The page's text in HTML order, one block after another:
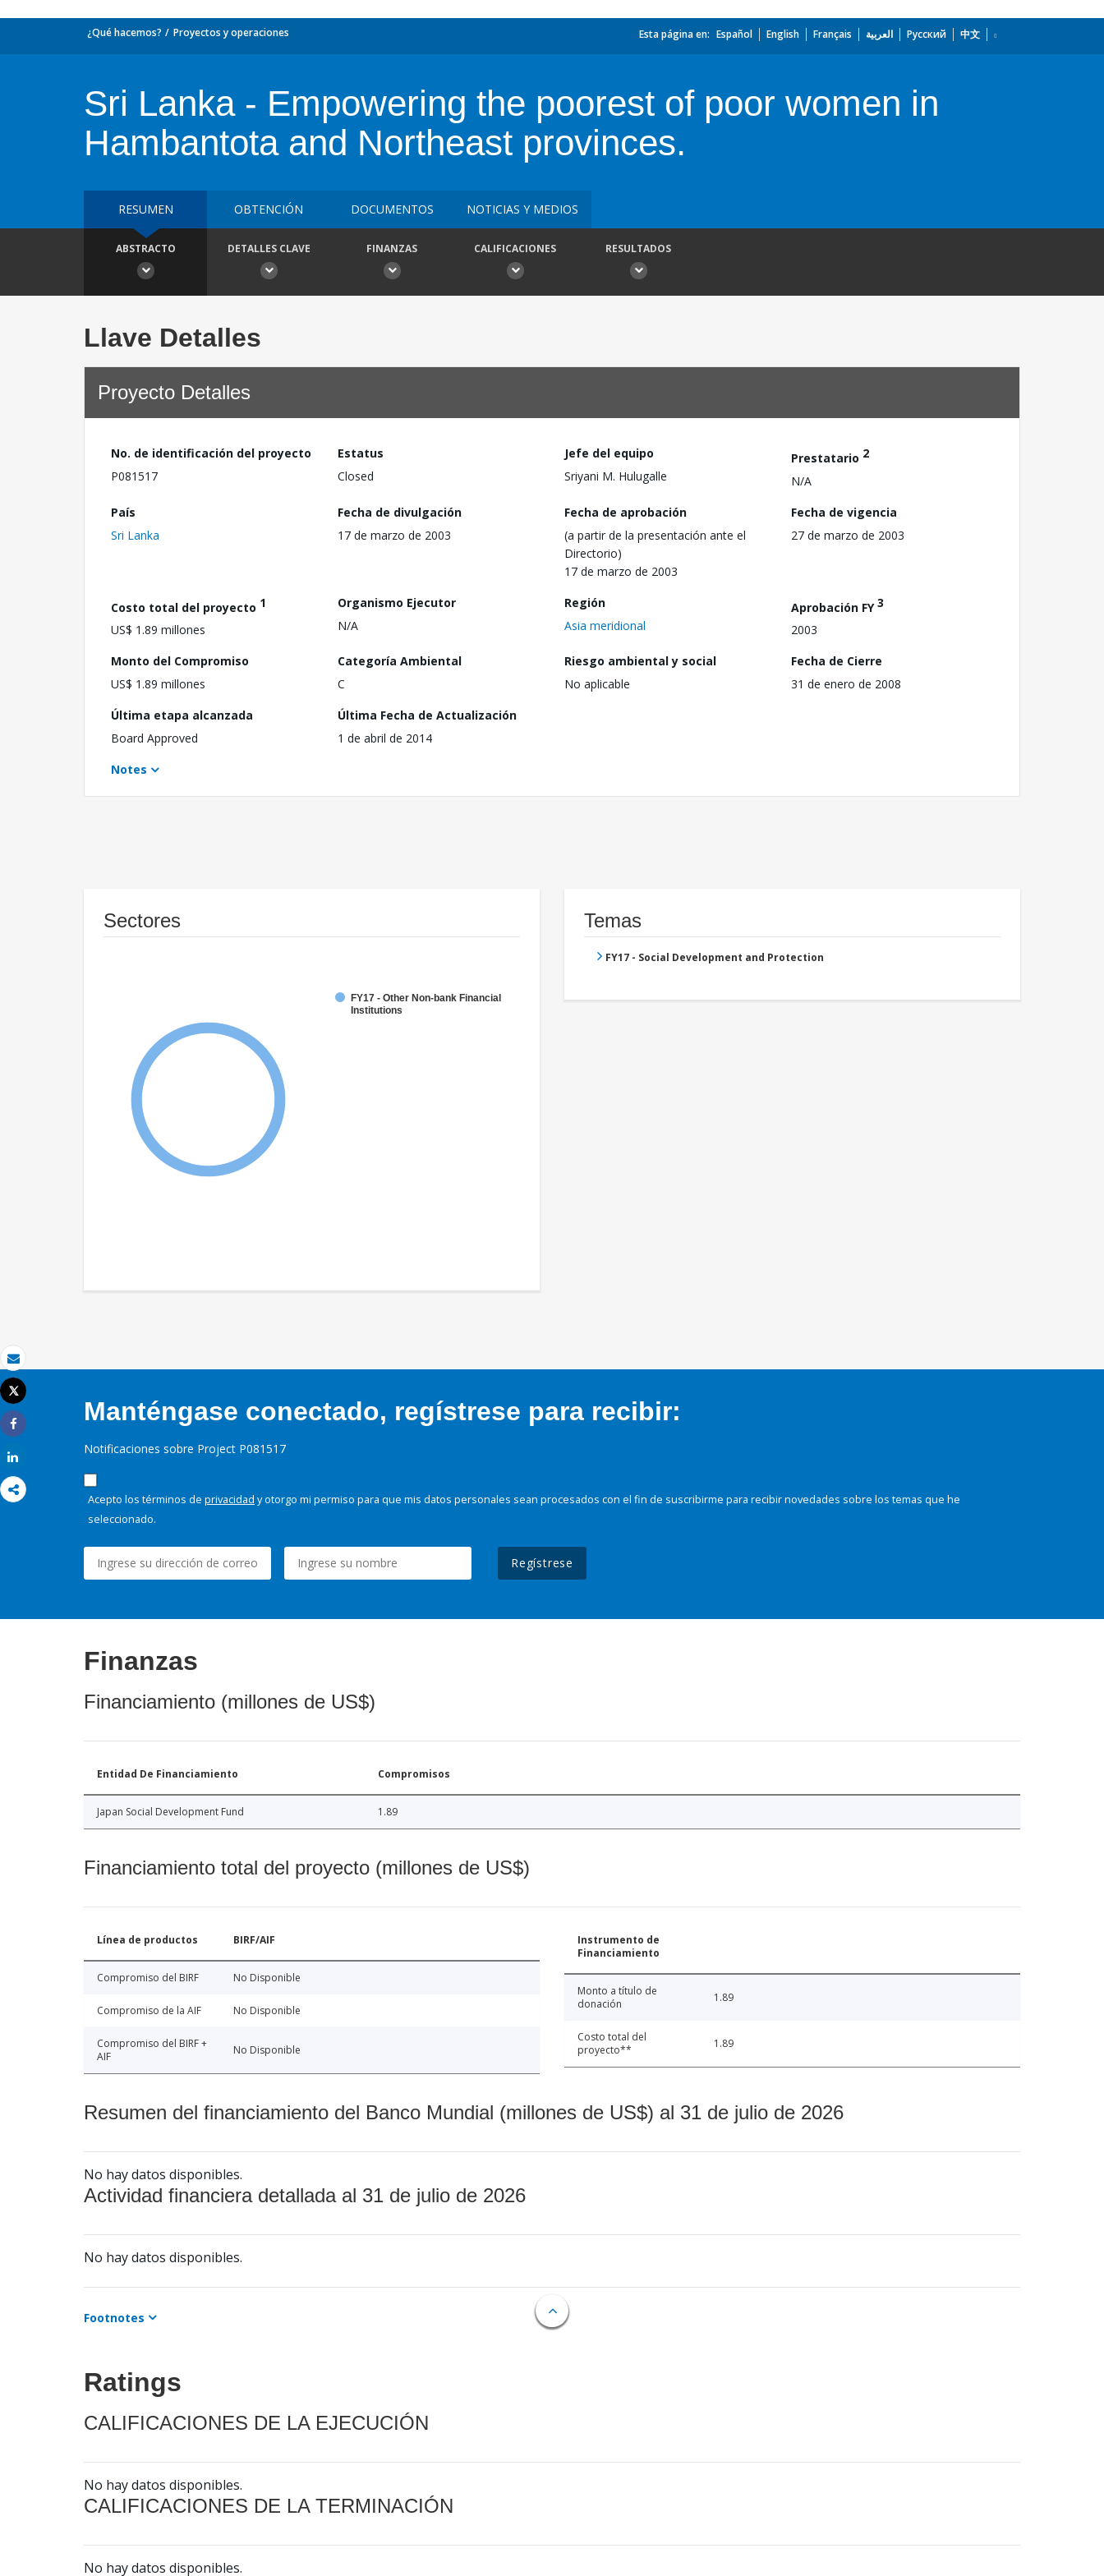
Correo electrónico
Imprimir
Tweet
Share
¿Qué hacemos? Proyectos y operaciones Esta página en: Español English Français العربية Русский 中文
Sri Lanka - Empowering the poorest of poor women in
Hambantota and Northeast provinces.
RESUMEN OBTENCIÓN DOCUMENTOS NOTICIAS Y MEDIOS
ABSTRACTO DETALLES CLAVE FINANZAS CALIFICACIONES RESULTADOS
Llave Detalles
Proyecto Detalles
No. de identificación del proyecto
P081517
Estatus
Closed
Jefe del equipo
Sriyani M. Hulugalle
Prestatario 2
N/A
País
Sri Lanka
Fecha de divulgación
17 de marzo de 2003
Fecha de aprobación
(a partir de la presentación ante el
Directorio)
17 de marzo de 2003
Fecha de vigencia
27 de marzo de 2003
Costo total del proyecto 1
US$ 1.89 millones
Organismo Ejecutor
N/A
Región
Asia meridional
Aprobación FY3
2003
Monto del Compromiso
US$ 1.89 millones
Categoría Ambiental
C
Riesgo ambiental y social
No aplicable
Fecha de Cierre
31 de enero de 2008
Última etapa alcanzada
Board Approved
Última Fecha de Actualización
1 de abril de 2014
Notes
Sectores
FY17 - Other Non-bank Financial
Institutions
Temas
FY17 - Social Development and Protection
Manténgase conectado, regístrese para recibir:
Notificaciones sobre Project P081517
Acepto los términos de privacidad y otorgo mi permiso para que mis datos personales sean procesados con el fin de suscribirme para recibir novedades sobre los temas que he
seleccionado.
Regístrese
Finanzas
Financiamiento (millones de US$)
Entidad De Financiamiento Compromisos
Japan Social Development Fund 1.89
Financiamiento total del proyecto (millones de US$)
Línea de productos BIRF/AIF
Compromiso del BIRF No Disponible
Compromiso de la AIF No Disponible
Compromiso del BIRF +
AIF
No Disponible
Instrumento de
Financiamiento
Monto a título de
donación
1.89
Costo total del
proyecto**
1.89
Resumen del financiamiento del Banco Mundial (millones de US$) al 31 de julio de 2026
No hay datos disponibles.
Actividad financiera detallada al 31 de julio de 2026
No hay datos disponibles.
Footnotes
Ratings
CALIFICACIONES DE LA EJECUCIÓN
No hay datos disponibles.
CALIFICACIONES DE LA TERMINACIÓN
No hay datos disponibles.